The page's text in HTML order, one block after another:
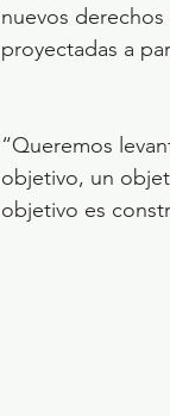
nuevos
proyectadas a
“Queremos
objetivo, un
objetivo es